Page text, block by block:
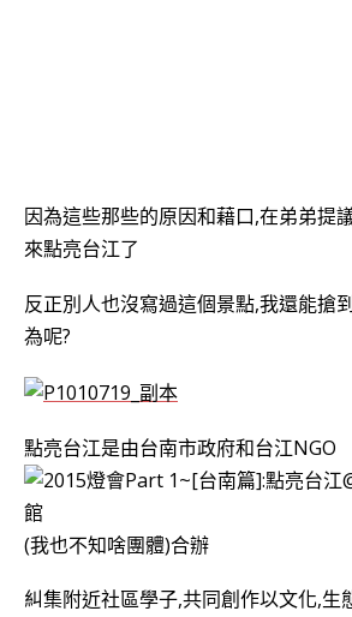
因為這些那些的原因和藉口,在弟弟提
來點亮台江了
反正別人也沒寫過這個景點,我還能搶
為呢?
點亮台江是由台南市政府和台江NGO
(我也不知啥團體)合辦
糾集附近社區學子,共同創作以文化,生